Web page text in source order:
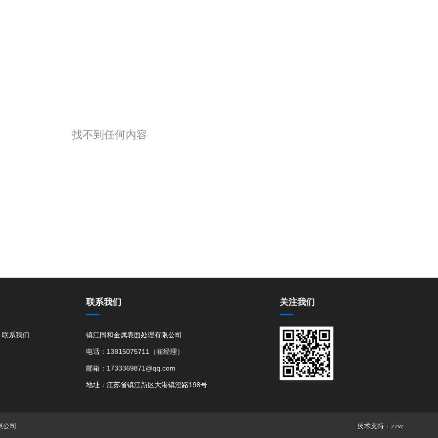
找不到任何内容
联系我们
联系我们
镇江同和金属表面处理有限公司
电话：13815075711（崔经理）
邮箱：1733369871@qq.com
地址：江苏省镇江新区大港镇澄路198号
关注我们
司 技术支持：zzw